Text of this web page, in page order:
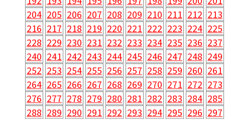
204 205 206 207 208 209 210 211 212 213
216 217 218 219 220 221 222 223 224 225
228 229 230 231 232 233 234 235 236 237
240 241 242 243 244 245 246 247 248 249
252 253 254 255 256 257 258 259 260 261
264 265 266 267 268 269 270 271 272 273
276 277 278 279 280 281 282 283 284 285
288 289 290 291 292 293 294 295 296 297